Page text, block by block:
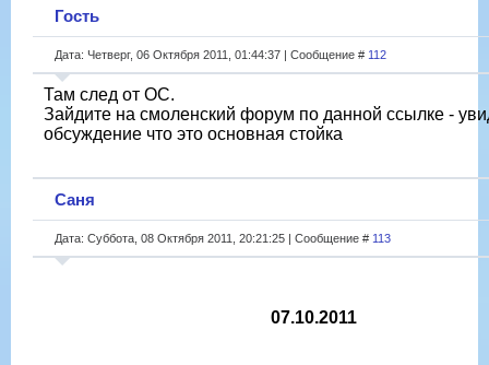
Гость
Дата: Четверг, 06 Октября 2011, 01:44:37 | Сообщение # 112
Там след от ОС.
Зайдите на смоленский форум по данной ссылке -
обсуждение что это основная стойка
Саня
Дата: Суббота, 08 Октября 2011, 20:21:25 | Сообщение # 113
07.10.2011